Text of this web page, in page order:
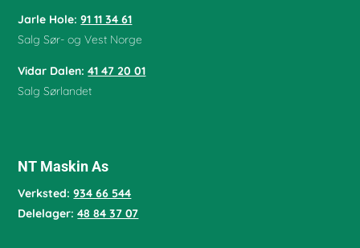
Jarle Hole: 91 11 34 61
Salg Sør- og Vest Norge
Vidar Dalen: 41 47 20 01
Salg Sørlandet
NT Maskin As
Verksted:934 66 544
Delelager:48 84 37 07